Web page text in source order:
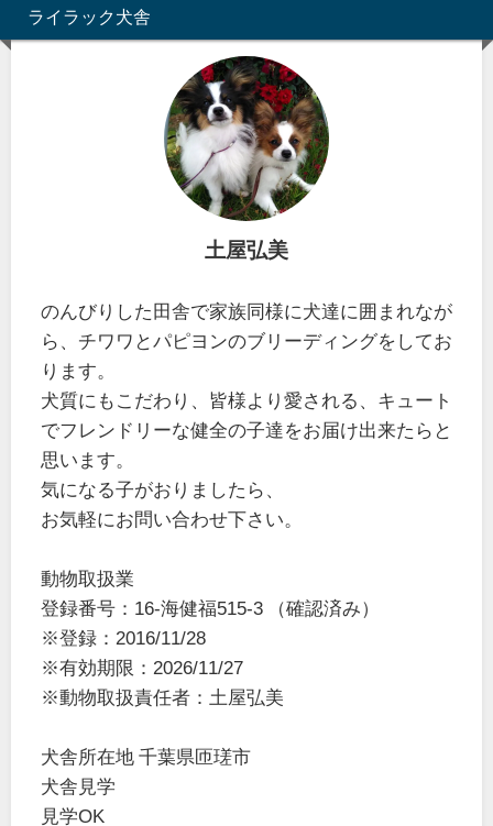
ライラック犬舎
土屋弘美
のんびりした田舎で家族同様に犬達に囲まれなが
ら、チワワとパピヨンのブリーディングをしてお
ります。
犬質にもこだわり、皆様より愛される、キュート
でフレンドリーな健全の子達をお届け出来たらと
思います。
気になる子がおりましたら、
お気軽にお問い合わせ下さい。
動物取扱業
登録番号：16-海健福515-3 （確認済み）
※登録：2016/11/28
※有効期限：2026/11/27
※動物取扱責任者：土屋弘美
犬舎所在地 千葉県匝瑳市
犬舎見学
見学OK